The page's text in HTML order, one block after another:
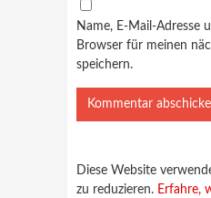
Name, E-Mail-Adresse
Browser für meinen
speichern.
Diese Website
zu reduzieren. Erfahre,